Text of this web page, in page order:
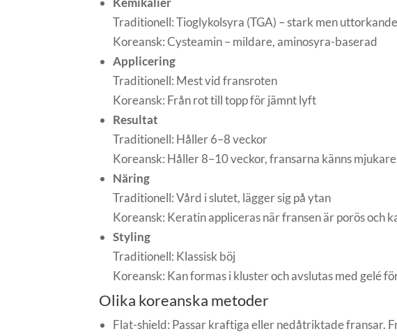
Traditionell: Tioglykolsyra (TGA) – stark men uttorkande
Koreansk: Cysteamin – mildare, aminosyra-baserad
Applicering
Traditionell: Mest vid fransroten
Koreansk: Från rot till topp för jämnt lyft
Resultat
Traditionell: Håller 6–8 veckor
Koreansk: Håller 8–10 veckor, fransarna känns mjukare
Näring
Traditionell: Vård i slutet, lägger sig på ytan
Koreansk: Keratin appliceras när fransen är porös och
Styling
Traditionell: Klassisk böj
Koreansk: Kan formas i kluster och avslutas med gelé
Olika koreanska metoder
Flat-shield: Passar kraftiga eller nedåtriktade fransar.